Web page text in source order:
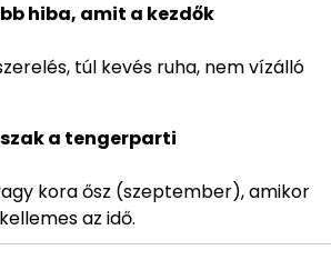
hiba, amit a kezdők
túl kevés ruha, nem vízálló
a tengerparti
kora ősz (szeptember), amikor
az idő.